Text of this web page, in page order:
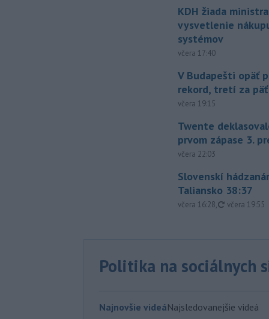
KDH žiada
vysvetlenie
systémov
včera 17:40
V Budapešti opäť
rekord, tretí za
včera 19:15
Twente
prvom zápase 3.
včera 22:03
Slovenskí
Taliansko 38:37
včera 16:28, aktualizované
včera 19:55
Politika na sociálnych
Najnovšie videáNajsledovanejšie videá